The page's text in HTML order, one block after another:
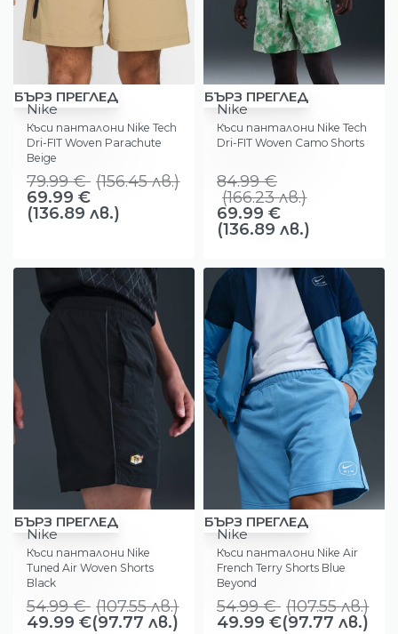
-13%
БЪРЗ ПРЕГЛЕД
Nike
Къси панталони Nike Tech
Dri-FIT Woven Parachute
Beige
79.99€ (156.45лв.)
69.99 €
(136.89 лв.)
-18%
БЪРЗ ПРЕГЛЕД
Nike
Къси панталони Nike Tech
Dri-FIT Woven Camo Shorts
84.99€
(166.23лв.)
69.99 €
(136.89 лв.)
-9%
БЪРЗ ПРЕГЛЕД
Nike
Къси панталони Nike
Tuned Air Woven Shorts
Black
54.99€ (107.55лв.)
49.99 €(97.77 лв.)
-9%
БЪРЗ ПРЕГЛЕД
Nike
Къси панталони Nike Air
French Terry Shorts Blue
Beyond
54.99€ (107.55лв.)
49.99 €(97.77 лв.)